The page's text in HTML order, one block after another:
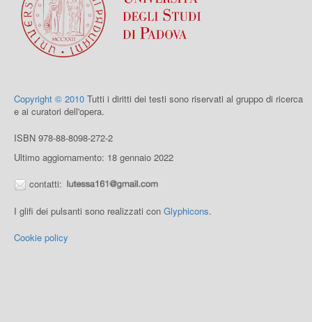
Copyright © 2010 Tutti i diritti dei testi sono riservati al gruppo di ricerca
e ai curatori dell'opera.
ISBN 978-88-8098-272-2
Ultimo aggiornamento: 18 gennaio 2022
contatti:
I glifi dei pulsanti sono realizzati con Glyphicons.
Cookie policy